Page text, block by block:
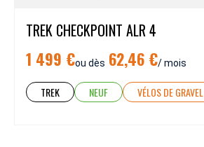
TREK CHECKPOINT ALR 4
1 499 €ou dès 62,46 €/ mois
TREK NEUF VÉLOS DE GRAVEL